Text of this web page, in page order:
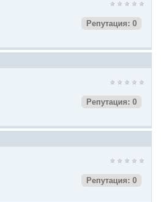
Репутация: 0
Репутация: 0
Репутация: 0